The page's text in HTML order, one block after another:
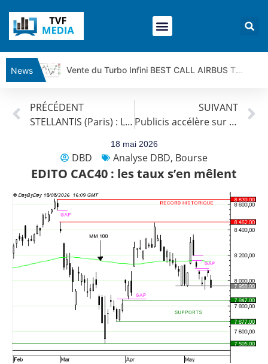
News
Vente du Turbo Infini BEST CALL AIRBUS TY80V à 3,45 € (+118 %)
Vente du Turbo infini BEST PUT COINBASE WO83V à 0,51 € (+46 %)
DAX40 : Poursuite de la croissance ? | Erick Sebban – Chrono DAX
REMY COINTREAU : Le rebond est-il enfin confirmé ? | Daniel Cohen de Lara – Market Movers
Christian Parisot : Les marchés à l’épreuve des signaux | Interview Économique
Bernard Prats-Desclaux : Penser les marchés à l’ère des ruptures | Interview Littéraire
S&P500 : Des records, mais toujours de la vigueur | Ludovick Bertola – Les Echos de Wall Street
NASDAQ : La tendance haussière reste intacte | Ludovick Bertola – Les Echos de Wall Street
PRÉCÉDENT
STELLANTIS (Paris) : La tendance est baissière.
SUIVANT
Publicis accélère sur l’IA dans un contexte de fébrilité des marchés | par Roselyne Pagès
18 mai 2026
DBD Analyse DBD, Bourse
EDITO CAC40 : les taux s’en mêlent